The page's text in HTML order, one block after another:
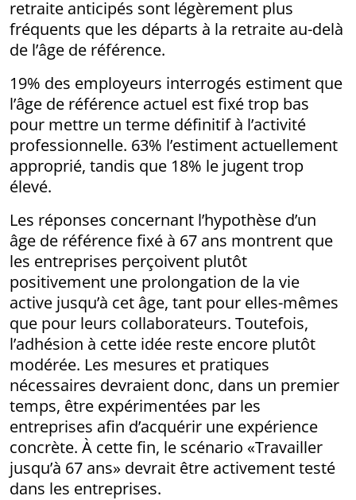
retraite anticipés sont légèrement plus
fréquents que les départs à la retraite au-delà
de l’âge de référence.
19% des employeurs interrogés estiment que
l’âge de référence actuel est fixé trop bas
pour mettre un terme définitif à l’activité
professionnelle. 63% l’estiment actuellement
approprié, tandis que 18% le jugent trop
élevé.
Les réponses concernant l’hypothèse d’un
âge de référence fixé à 67 ans montrent que
les entreprises perçoivent plutôt
positivement une prolongation de la vie
active jusqu’à cet âge, tant pour elles-mêmes
que pour leurs collaborateurs. Toutefois,
l’adhésion à cette idée reste encore plutôt
modérée. Les mesures et pratiques
nécessaires devraient donc, dans un premier
temps, être expérimentées par les
entreprises afin d’acquérir une expérience
concrète. À cette fin, le scénario «Travailler
jusqu’à 67 ans» devrait être activement testé
dans les entreprises.